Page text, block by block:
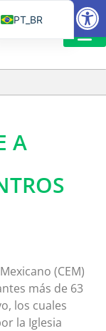
A
(CEM)
más de 63
los cuales
la Iglesia
PT_BR
IT